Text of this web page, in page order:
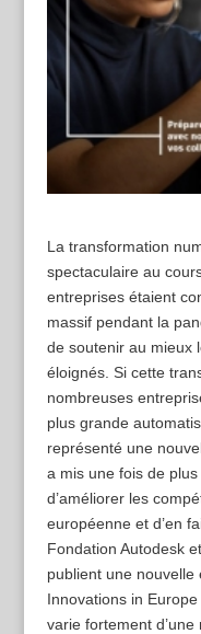
La transformation
spectaculaire au
entreprises étaient
massif pendant la
de soutenir au mieux
éloignés. Si cette
nombreuses
plus grande
représenté une
a mis une fois de
d’améliorer les
européenne et d’en
Fondation Autodesk
publient une nouvelle
Innovations in
varie fortement d’une